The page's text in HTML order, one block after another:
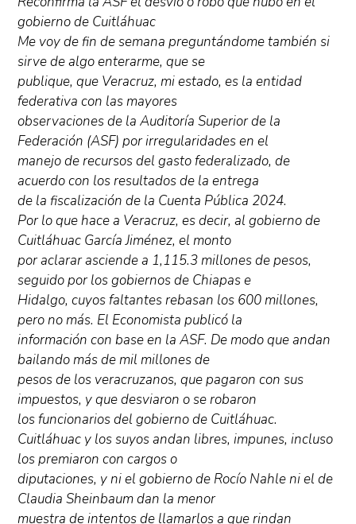
gobierno de Cuitláhuac
Me voy de fin de semana preguntándome también si
sirve de algo enterarme, que se
publique, que Veracruz, mi estado, es la entidad
federativa con las mayores
observaciones de la Auditoría Superior de la
Federación (ASF) por irregularidades en el
manejo de recursos del gasto federalizado, de
acuerdo con los resultados de la entrega
de la fiscalización de la Cuenta Pública 2024.
Por lo que hace a Veracruz, es decir, al gobierno de
Cuitláhuac García Jiménez, el monto
por aclarar asciende a 1,115.3 millones de pesos,
seguido por los gobiernos de Chiapas e
Hidalgo, cuyos faltantes rebasan los 600 millones,
pero no más. El Economista publicó la
información con base en la ASF. De modo que andan
bailando más de mil millones de
pesos de los veracruzanos, que pagaron con sus
impuestos, y que desviaron o se robaron
los funcionarios del gobierno de Cuitláhuac.
Cuitláhuac y los suyos andan libres, impunes, incluso
los premiaron con cargos o
diputaciones, y ni el gobierno de Rocío Nahle ni el de
Claudia Sheinbaum dan la menor
muestra de intentos de llamarlos a que rindan